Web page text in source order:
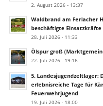
2. August 2026 - 13:37
Waldbrand am Ferlacher
beschäftigte Einsatzkräfte
28. Juli 2026 - 11:33
Ölspur groß
22. Juli 2026 - 19:16
5. Landesjugendzeltlager:
erlebnisreiche Tage für
Feuerwehrjugend
19. Juli 2026 - 18:00